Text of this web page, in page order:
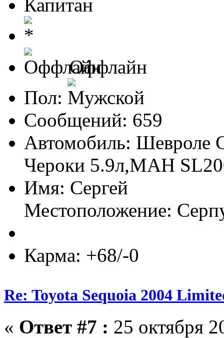
Капитан
Оффлайн
Пол:
Сообщений: 659
Автомобиль: Шевроле
Чероки 5.9л,МАН
Имя: Сергей
Местоположение:
Карма: +68/-0
Re: Toyota Sequoia 2004
« Ответ #7 : 25 октября